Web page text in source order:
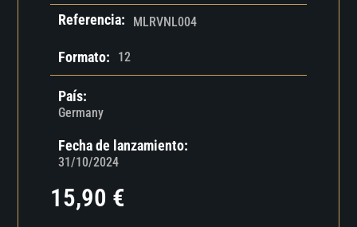
Referencia: MLRVNL004
Formato: 12
País:
Germany
Fecha de lanzamiento:
31/10/2024
15,90 €